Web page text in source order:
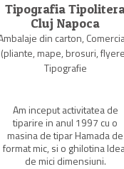
Tipografia
Cluj Napoca
din carton,
(pliante, mape, brosuri,
Tipografie
Am inceput activitatea de
tiparire in anul 1997 cu o
masina de tipar Hamada de
format mic, si o ghilotina
de mici dimensiuni.